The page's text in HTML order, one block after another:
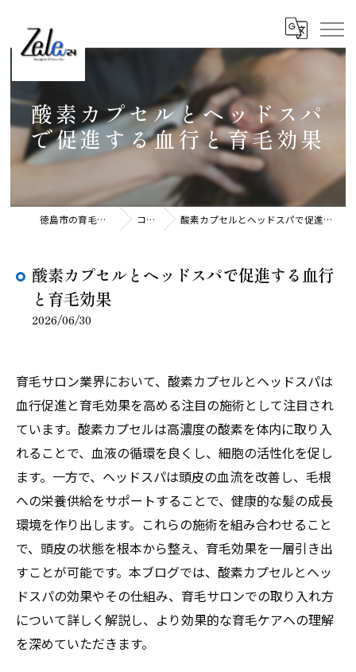
酸素カプセルとヘッドスパ
で促進する血行と育毛効果
徳島市の育毛ならZele24 コラム 酸素カプセルとヘッドスパで促進する血行と育毛効果
酸素カプセルとヘッドスパで促進する血行
と育毛効果
2026/06/30
育毛サロン業界において、酸素カプセルとヘッドスパは
血行促進と育毛効果を高める注目の施術として注目され
ています。酸素カプセルは高濃度の酸素を体内に取り入
れることで、血液の循環を良くし、細胞の活性化を促し
ます。一方で、ヘッドスパは頭皮の血流を改善し、毛根
への栄養供給をサポートすることで、健康的な髪の成長
環境を作り出します。これらの施術を組み合わせること
で、頭皮の状態を根本から整え、育毛効果を一層引き出
すことが可能です。本ブログでは、酸素カプセルとヘッ
ドスパの効果やその仕組み、育毛サロンでの取り入れ方
について詳しく解説し、より効果的な育毛ケアへの理解
を深めていただきます。